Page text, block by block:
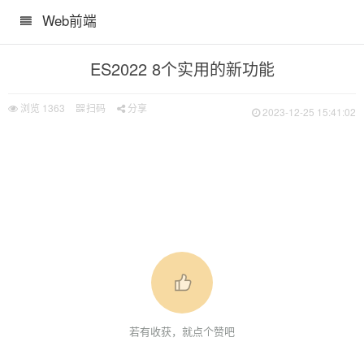
Web前端
ES2022 8个实用的新功能
浏览 1363 扫码 分享 2023-12-25 15:41:02
若有收获，就点个赞吧
功能